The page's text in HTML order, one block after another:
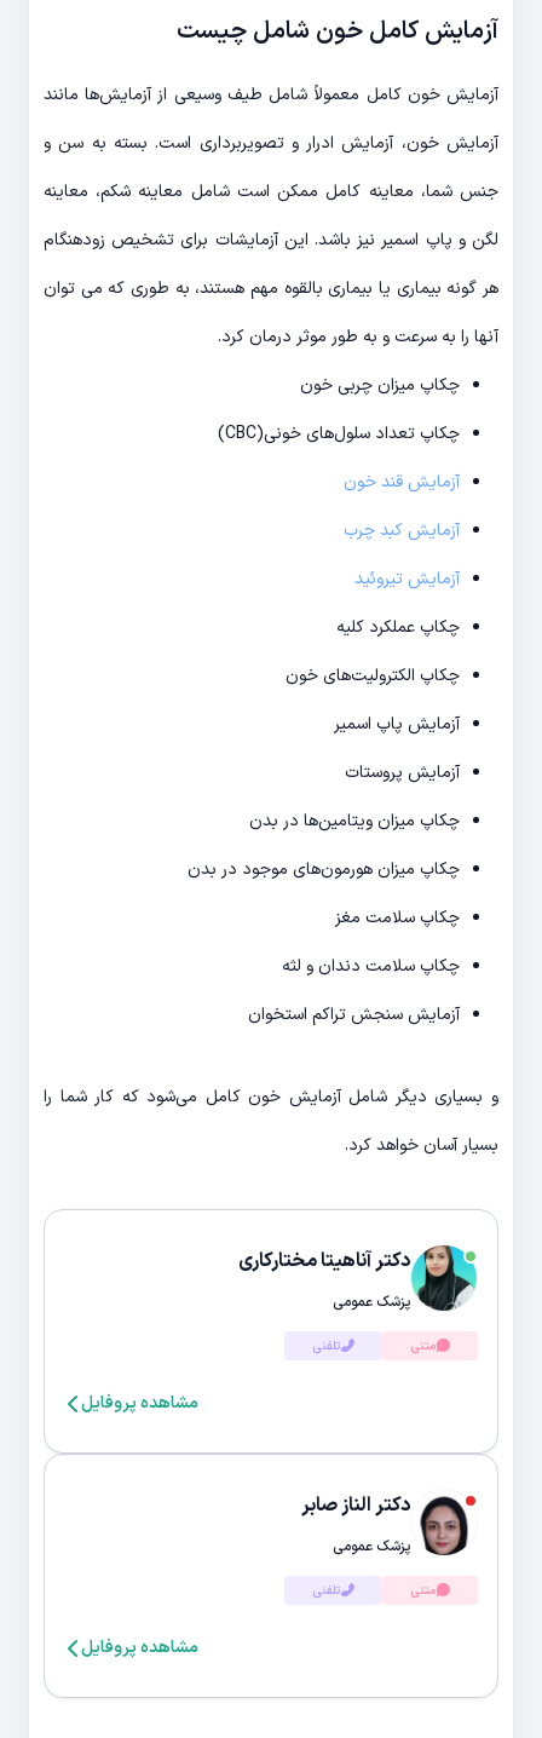
آزمایش کامل خون شامل چیست
آزمایش خون کامل معمولاً شامل طیف وسیعی از آزمایش‌ها مانند
آزمایش خون، آزمایش ادرار و تصویربرداری است. بسته به سن و
جنس شما، معاینه کامل ممکن است شامل معاینه شکم، معاینه
لگن و پاپ اسمیر نیز باشد. این آزمایشات برای تشخیص زودهنگام
هر گونه بیماری یا بیماری بالقوه مهم هستند، به طوری که می توان
آنها را به سرعت و به طور موثر درمان کرد.
چکاپ میزان چربی خون
چکاپ تعداد سلول‌های خونی(CBC)
آزمایش قند خون
آزمایش کبد چرب
آزمایش تیروئید
چکاپ عملکرد کلیه
چکاپ الکترولیت‌های خون
آزمایش پاپ اسمیر
آزمایش پروستات
چکاپ میزان ویتامین‌ها در بدن
چکاپ میزان هورمون‌های موجود در بدن
چکاپ سلامت مغز
چکاپ سلامت دندان و لثه
آزمایش سنجش تراکم استخوان
و بسیاری دیگر شامل آزمایش خون کامل می‌شود که کار شما را
بسیار آسان خواهد کرد.
دکتر آناهیتا مختارکاری
پزشک عمومی
متنی تلفنی
مشاهده پروفایل
دکتر الناز صابر
پزشک عمومی
متنی تلفنی
مشاهده پروفایل